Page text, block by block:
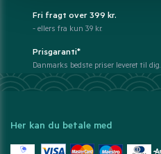
Fri fragt over 399 kr.
- ellers fra kun 39 kr.
Prisgaranti*
Danmarks bedste priser leveret til dig.
Her kan du betale med